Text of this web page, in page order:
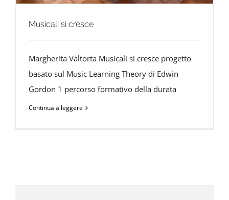
Musicali si cresce
Margherita Valtorta Musicali si cresce progetto
basato sul Music Learning Theory di Edwin
Gordon 1 percorso formativo della durata
Continua a leggere